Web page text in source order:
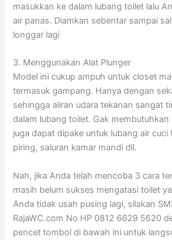
masukkan ke dalam lubang toilet lalu
air panas. Diamkan sebentar sampai
longgar lagi
3. Menggunakan Alat Plunger
Model ini cukup ampuh untuk closet
termasuk gampang. Hanya dengan
sehingga aliran udara tekanan sangat
dalam lubang toilet. Gak
juga dapat dipake untuk lubang air cuci
piring, saluran kamar mandi dll.
Nah, jika Anda telah mencoba 3 cara
masih belum sukses mengatasi toilet
Anda tidak usah pusing lagi, silakan
RajaWC.com No HP 0812 6629 5620
pencet tombol di bawah ini untuk